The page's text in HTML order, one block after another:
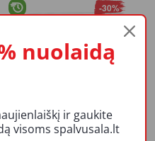
-30%
Dažai Sadolin
nuolaidą
ir gaukite
visoms spalvusala.lt